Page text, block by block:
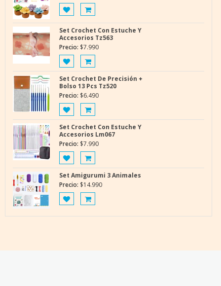
Set Crochet Con Estuche Y
Accesorios Tz563
Precio: $7.990
Set Crochet De Precisión +
Bolso 13 Pcs Tz520
Precio: $6.490
Set Crochet Con Estuche Y
Accesorios Lm067
Precio: $7.990
Set Amigurumi 3 Animales
Precio: $14.990